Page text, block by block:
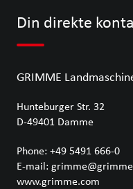
Din direkte
GRIMME
Hunteburger Str. 32
D-49401 Damme
Phone: +49 5491 666-0
E-mail:
www.grimme.com